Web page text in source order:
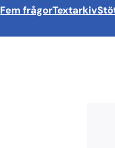
Fem frågorTextarkiv